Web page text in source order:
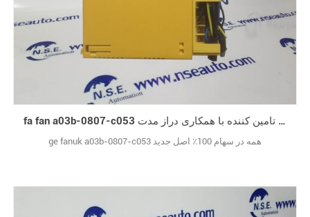
fa fan a03b-0807-c053 قابل اعتماد تامین کننده با همکاری دراز مدت
ge fanuk a03b-0807-c053 همه در سهام 100٪ اصل جدید